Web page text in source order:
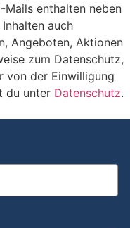
enthalten neben
auch
Angeboten, Aktionen
zum Datenschutz,
von der Einwilligung
du unter Datenschutz.